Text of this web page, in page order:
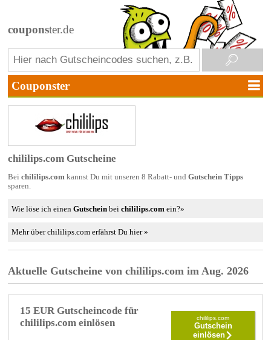
couponster.de
chililips.com Gutscheine
Bei chililips.comkannst Du mit unseren 8 Rabatt- und Gutschein Tipps
sparen.
Wie löse ich einenGutschein beichililips.com ein?»
Mehr über chililips.com erfährst Du hier »
Aktuelle Gutscheine von chililips.com im Aug. 2026
15 EUR Gutscheincode für
chililips.com einlösen
chililips.com
Gutschein
einlösen